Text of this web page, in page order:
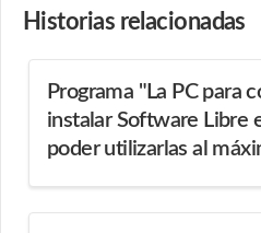
Historias relacionadas
Programa "La PC para
instalar Software Libre
poder utilizarlas al